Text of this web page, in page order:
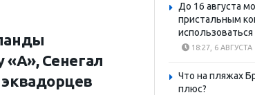
«А», Сенегал
До 16 августа
пристальным
18:27, 6 АВГУСТА
Что на пляжах
плюс?